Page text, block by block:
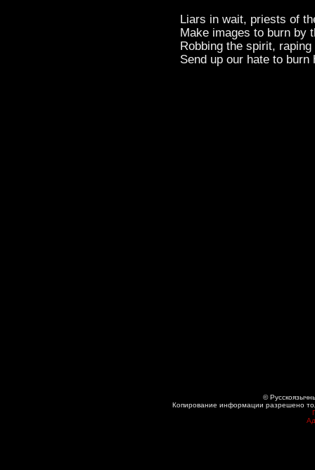
Liars in wait, priests of
Make images to burn by
Robbing the spirit, raping
Send up our hate to burn
©
Копирование информации разрешено